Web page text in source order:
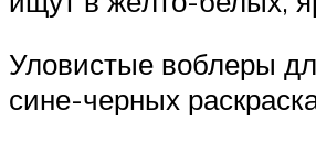
Уловистые воблеры
сине-черных